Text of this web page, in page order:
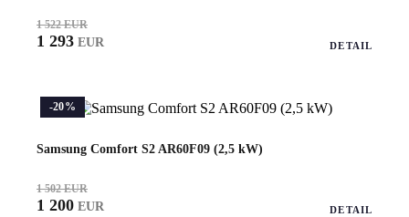
1 522 EUR
1 293 EUR DETAIL
-20%
Samsung Comfort S2 AR60F09 (2,5 kW)
1 502 EUR
1 200 EUR DETAIL